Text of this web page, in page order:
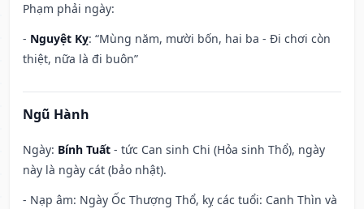
Phạm phải ngày:
- Nguyệt Kỵ: “Mùng năm, mười bốn, hai ba - Đi chơi còn
thiệt, nữa là đi buôn”
Ngũ Hành
Ngày: Bính Tuất - tức Can sinh Chi (Hỏa sinh Thổ), ngày
này là ngày cát (bảo nhật).
- Nạp âm: Ngày Ốc Thượng Thổ, kỵ các tuổi: Canh Thìn và